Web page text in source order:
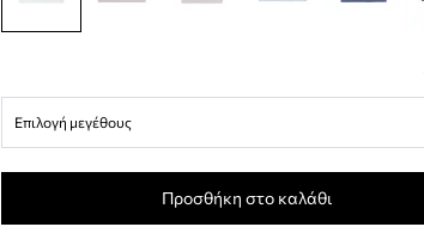
Επιλογή μεγέθους
Προσθήκη στο καλάθι